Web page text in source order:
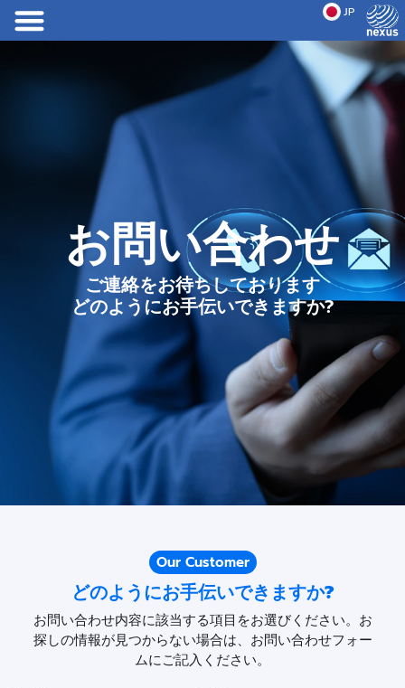
JP
EN
お問い合わせ
ご連絡をお待ちしております
どのようにお手伝いできますか?
Our Customer
どのようにお手伝いできますか?
お問い合わせ内容に該当する項目をお選びください。お
探しの情報が見つからない場合は、お問い合わせフォー
ムにご記入ください。